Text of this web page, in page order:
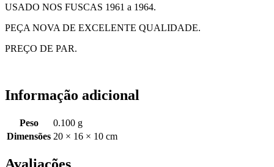
USADO NOS FUSCAS 1961 a 1964.
PEÇA NOVA DE EXCELENTE QUALIDADE.
PREÇO DE PAR.
Informação adicional
Peso
0.100 g
Dimensões 20 × 16 × 10 cm